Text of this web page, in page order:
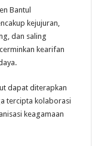
Bantul
kejujuran,
dan saling
kearifan
dapat diterapkan
tercipta kolaborasi
keagamaan